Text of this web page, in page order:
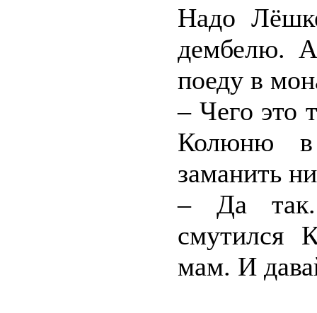
Надо
дембелю. А
поеду в
– Чего это
Колюню в
заманить
– Да так.
смутился
мам. И